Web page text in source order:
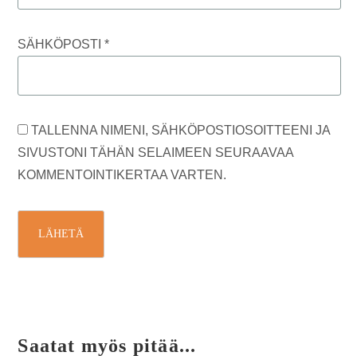
SÄHKÖPOSTI*
TALLENNA NIMENI, SÄHKÖPOSTIOSOITTEENI JA
SIVUSTONI TÄHÄN SELAIMEEN SEURAAVAA
KOMMENTOINTIKERTAA VARTEN.
Saatat myös pitää...